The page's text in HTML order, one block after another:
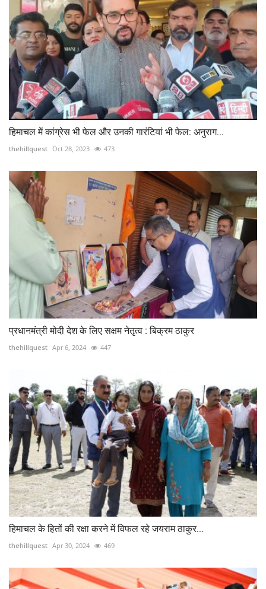
हिमाचल में कांग्रेस भी फेल और उनकी गारंटियां भी फेल: अनुराग...
thehillquest Oct 28, 2023 473
प्रधानमंत्री मोदी देश के लिए सक्षम नेतृत्व : बिक्रम ठाकुर
thehillquest Apr 6, 2024 447
हिमाचल के हितों की रक्षा करने में विफल रहे जयराम ठाकुर...
thehillquest Apr 30, 2024 469